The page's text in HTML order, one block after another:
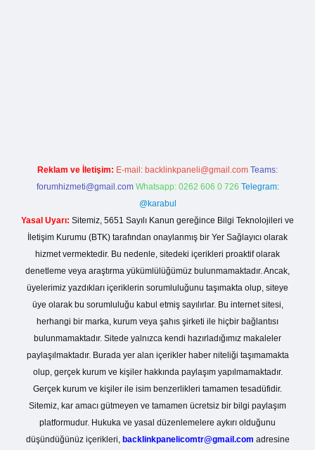
Reklam ve İletişim: E-mail: backlinkpaneli@gmail.com Teams:
forumhizmeti@gmail.com Whatsapp: 0262 606 0 726 Telegram:
@karabul
Yasal Uyarı: Sitemiz, 5651 Sayılı Kanun gereğince Bilgi Teknolojileri ve
İletişim Kurumu (BTK) tarafından onaylanmış bir Yer Sağlayıcı olarak
hizmet vermektedir. Bu nedenle, sitedeki içerikleri proaktif olarak
denetleme veya araştırma yükümlülüğümüz bulunmamaktadır. Ancak,
üyelerimiz yazdıkları içeriklerin sorumluluğunu taşımakta olup, siteye
üye olarak bu sorumluluğu kabul etmiş sayılırlar. Bu internet sitesi,
herhangi bir marka, kurum veya şahıs şirketi ile hiçbir bağlantısı
bulunmamaktadır. Sitede yalnızca kendi hazırladığımız makaleler
paylaşılmaktadır. Burada yer alan içerikler haber niteliği taşımamakta
olup, gerçek kurum ve kişiler hakkında paylaşım yapılmamaktadır.
Gerçek kurum ve kişiler ile isim benzerlikleri tamamen tesadüfidir.
Sitemiz, kar amacı gütmeyen ve tamamen ücretsiz bir bilgi paylaşım
platformudur. Hukuka ve yasal düzenlemelere aykırı olduğunu
düşündüğünüz içerikleri, backlinkpanelicomtr@gmail.com adresine